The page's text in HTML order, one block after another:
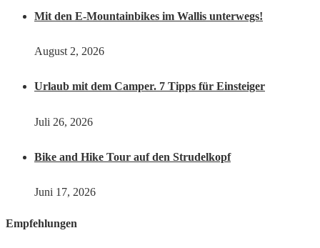
Mit den E-Mountainbikes im Wallis unterwegs!
August 2, 2026
Urlaub mit dem Camper. 7 Tipps für Einsteiger
Juli 26, 2026
Bike and Hike Tour auf den Strudelkopf
Juni 17, 2026
Empfehlungen